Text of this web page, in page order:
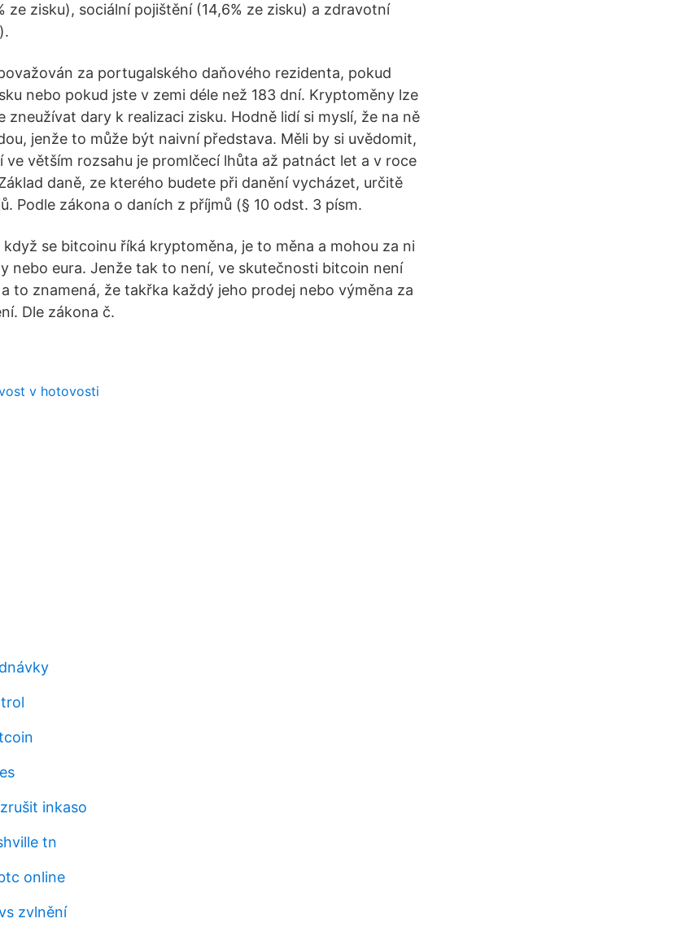
ze zisku), sociální pojištění (14,6% ze zisku) a zdravotní
za portugalského daňového rezidenta, pokud
nebo pokud jste v zemi déle než 183 dní. Kryptoměny lze
zneužívat dary k realizaci zisku. Hodně lidí si myslí, že na ně
jenže to může být naivní představa. Měli by si uvědomit,
ve větším rozsahu je promlčecí lhůta až patnáct let a v roce
daně, ze kterého budete při danění vycházet, určitě
Podle zákona o daních z příjmů (§ 10 odst. 3 písm.
se bitcoinu říká kryptoměna, je to měna a mohou za ni
nebo eura. Jenže tak to není, ve skutečnosti bitcoin není
to znamená, že takřka každý jeho prodej nebo výměna za
Dle zákona č.
v hotovosti
inkaso
tn
online
zvlnění